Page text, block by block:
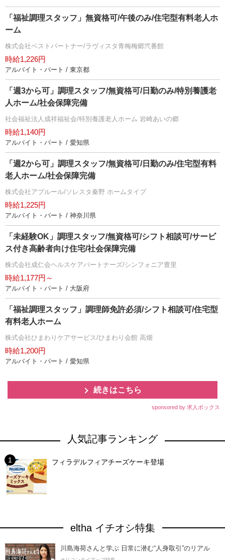
「福祉調理スタッフ」無資格可/午後のみ/住宅型有料老人ホ
ーム
株式会社ベストパートナー/ラヴィスタ青梅梅郷弐番館
時給1,226円
アルバイト・パート / 東京都
「週3から可」調理スタッフ/無資格可/日勤のみ/特別養護老
人ホーム/社会保障完備
社会福祉法人成祥福祉会/特別養護老人ホーム 岩崎あいの郷
時給1,140円
アルバイト・パート / 愛知県
「週2から可」調理スタッフ/無資格可/日勤のみ/住宅型有料
老人ホーム/社会保障完備
株式会社アプルール/ソレスタ秦野 ホームタイプ
時給1,225円
アルバイト・パート / 神奈川県
「未経験OK」調理スタッフ/無資格可/シフト相談可/サービ
ス付き高齢者向け住宅/社会保障完備
株式会社成仁会ヘルスケアパートナーズ/シンフォニア豊里
時給1,177円～
アルバイト・パート / 大阪府
「福祉調理スタッフ」調理師免許必須/シフト相談可/住宅型
有料老人ホーム
株式会社ひまわりケアサービス/ひまわり会館 高畑
時給1,200円
アルバイト・パート / 愛知県
続きはこちら
sponsored by 求人ボックス
人気記事ランキング
フィラデルフィアチーズケーキ登場
eltha イチオシ特集
川島海荷さんと学ぶ 日常に潜む“人身取引”のリアル